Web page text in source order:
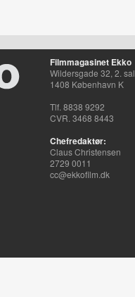
Filmmagasinet Ekko
Wildersgade 32, 2. sal
1408 København K
Tlf. 8838 9292
CVR. 3468 8443
Chefredaktør:
Claus Christensen
2729 0011
cc@ekkofilm.dk